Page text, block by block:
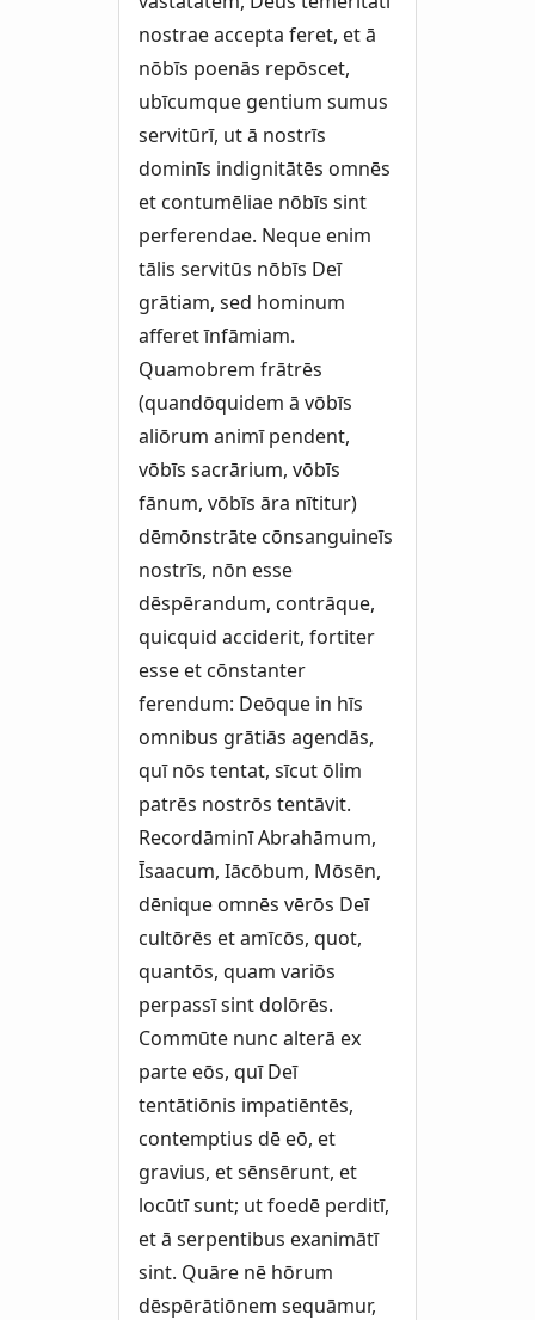
nostrae accepta feret, et ā
nōbīs poenās repōscet,
ubīcumque gentium sumus
servitūrī, ut ā nostrīs
dominīs indignitātēs omnēs
et contumēliae nōbīs sint
perferendae. Neque enim
tālis servitūs nōbīs Deī
grātiam, sed hominum
afferet īnfāmiam.
Quamobrem frātrēs
(quandōquidem ā vōbīs
aliōrum animī pendent,
vōbīs sacrārium, vōbīs
fānum, vōbīs āra nītitur)
dēmōnstrāte cōnsanguineīs
nostrīs, nōn esse
dēspērandum, contrāque,
quicquid acciderit, fortiter
esse et cōnstanter
ferendum: Deōque in hīs
omnibus grātiās agendās,
quī nōs tentat, sīcut ōlim
patrēs nostrōs tentāvit.
Recordāminī Abrahāmum,
Īsaacum, Iācōbum, Mōsēn,
dēnique omnēs vērōs Deī
cultōrēs et amīcōs, quot,
quantōs, quam variōs
perpassī sint dolōrēs.
Commūte nunc alterā ex
parte eōs, quī Deī
tentātiōnis impatiēntēs,
contemptius dē eō, et
gravius, et sēnsērunt, et
locūtī sunt; ut foedē perditī,
et ā serpentibus exanimātī
sint. Quāre nē hōrum
dēspērātiōnem sequāmur,